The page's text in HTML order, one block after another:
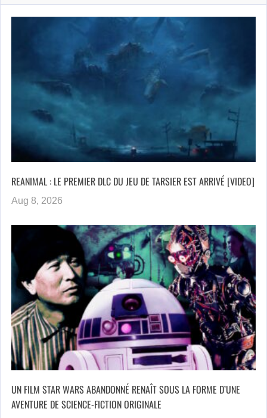
REANIMAL : LE PREMIER DLC DU JEU DE TARSIER EST ARRIVÉ [VIDEO]
Aug 8, 2026
UN FILM STAR WARS ABANDONNÉ RENAÎT SOUS LA FORME D’UNE
AVENTURE DE SCIENCE-FICTION ORIGINALE